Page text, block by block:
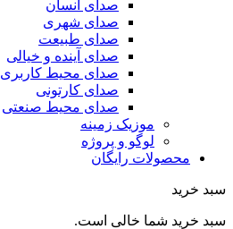
صدای انسان
صدای شهری
صدای طبیعت
صدای آینده و خیالی
صدای محیط کاربری
صدای کارتونی
صدای محیط صنعتی
موزیک زمینه
لوگو و پروژه
محصولات رایگان
سبد خرید
سبد خرید شما خالی است.